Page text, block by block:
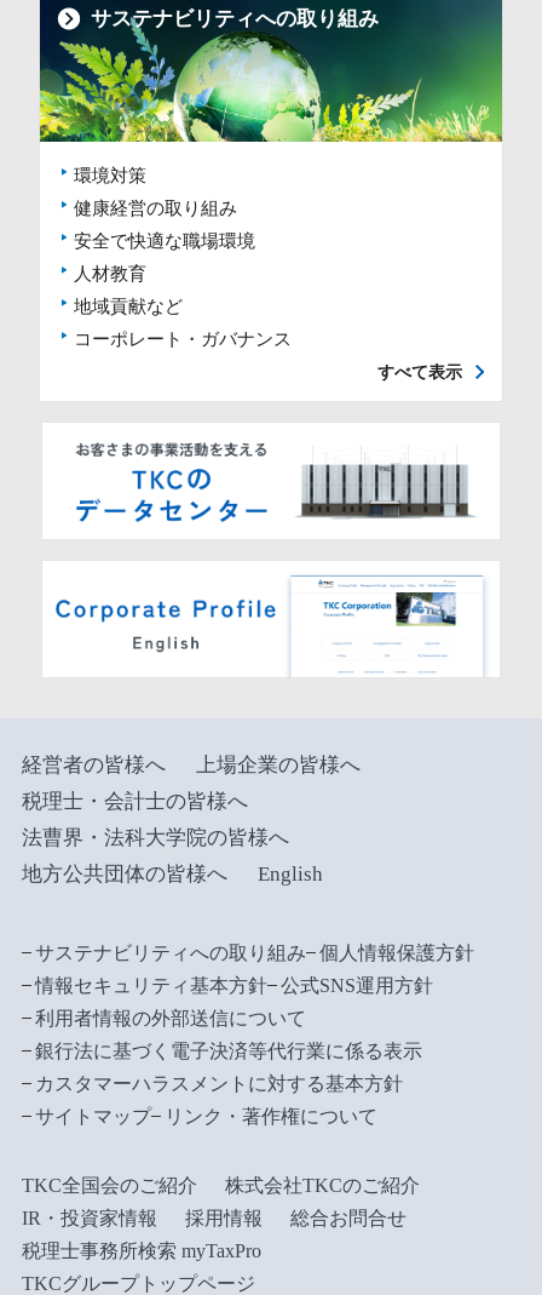
サステナビリティへの取り組み
環境対策
健康経営の取り組み
安全で快適な職場環境
人材教育
地域貢献など
コーポレート・ガバナンス
すべて表示
経営者の皆様へ
上場企業の皆様へ
税理士・会計士の皆様へ
法曹界・法科大学院の皆様へ
地方公共団体の皆様へ
English
サステナビリティへの取り組み
個人情報保護方針
情報セキュリティ基本方針
公式SNS運用方針
利用者情報の外部送信について
銀行法に基づく電子決済等代行業に係る表示
カスタマーハラスメントに対する基本方針
サイトマップ
リンク・著作権について
TKC全国会のご紹介
株式会社TKCのご紹介
IR・投資家情報
採用情報
総合お問合せ
税理士事務所検索 myTaxPro
TKCグループトップページ